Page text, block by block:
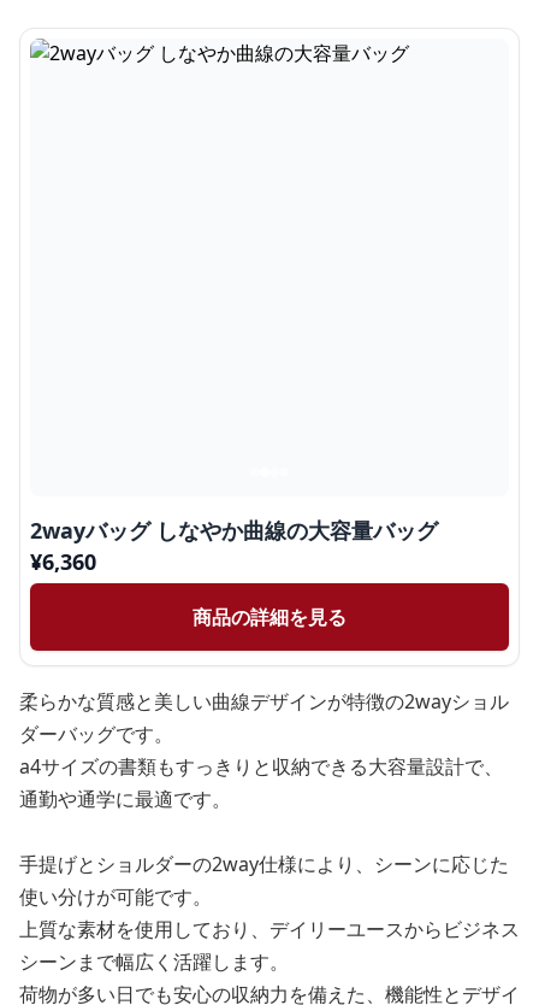
2wayバッグ しなやか曲線の大容量バッグ
¥6,360
商品の詳細を見る
柔らかな質感と美しい曲線デザインが特徴の2wayショル
ダーバッグです。
a4サイズの書類もすっきりと収納できる大容量設計で、
通勤や通学に最適です。
手提げとショルダーの2way仕様により、シーンに応じた
使い分けが可能です。
上質な素材を使用しており、デイリーユースからビジネス
シーンまで幅広く活躍します。
荷物が多い日でも安心の収納力を備えた、機能性とデザイ